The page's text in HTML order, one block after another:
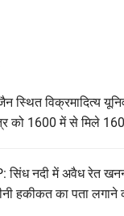
स्थित विक्रमादित्य
को 1600 में से मिले
सिंध नदी में अवैध रेत
हकीकत का पता लगाने